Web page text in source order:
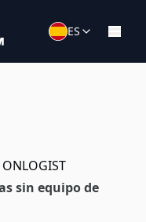
ES
sin equipo de